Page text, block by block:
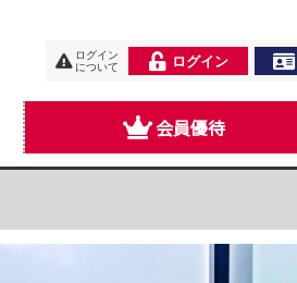
ログイン
について
ログイン
会員優待